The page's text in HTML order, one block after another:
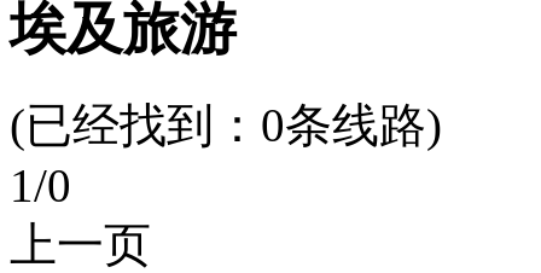
埃及旅游
(已经找到： 0条线路)
1/0
上一页